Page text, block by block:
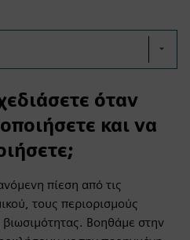
όταν
και να
πίεση από τις
τους περιορισμούς
βιωσιμότητας. Βοηθάμε στην